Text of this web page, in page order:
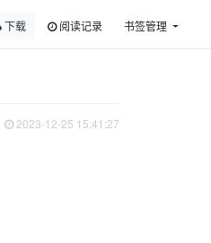
下载 阅读记录 书签管理
2023-12-25 15:41:27